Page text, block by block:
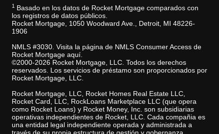
1
Basado en los datos de Rocket Mortgage comparados con
los registros de datos públicos.
Rocket Mortgage, 1050 Woodward Ave., Detroit, MI 48226-
1906
NMLS #3030. Visita la página de NMLS Consumer Access de
Rocket Mortgage aquí.
©2000-2026 Rocket Mortgage, LLC. Todos los derechos
reservados. Los servicios de préstamo son proporcionados por
Rocket Mortgage, LLC.
Rocket Mortgage, LLC, Rocket Homes Real Estate LLC,
Rocket Card, LLC, RockLoans Marketplace LLC (que opera
como Rocket Loans) y Rocket Money, Inc. son subsidiarias
operativas independientes de Rocket, LLC. Cada compañia es
una entidad legal independiente operada y administrada a